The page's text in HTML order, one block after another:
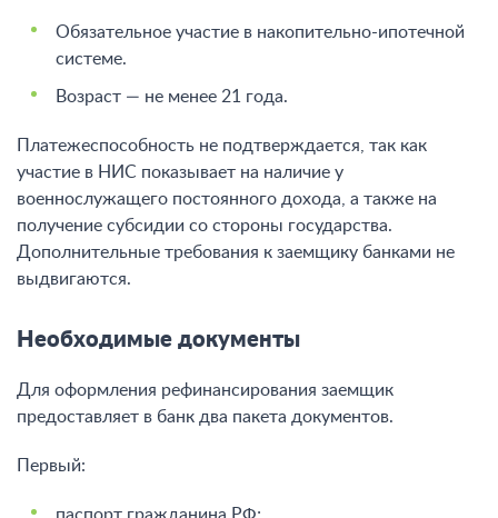
Обязательное участие в накопительно-ипотечной
системе.
Возраст — не менее 21 года.
Платежеспособность не подтверждается, так как
участие в НИС показывает на наличие у
военнослужащего постоянного дохода, а также на
получение субсидии со стороны государства.
Дополнительные требования к заемщику банками не
выдвигаются.
Необходимые документы
Для оформления рефинансирования заемщик
предоставляет в банк два пакета документов.
Первый: